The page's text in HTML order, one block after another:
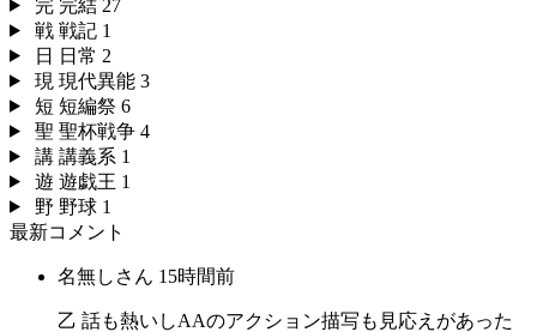
完 完結 27
戦 戦記 1
日
日常 2
現 現代異能 3
短 短編祭 6
聖 聖杯戦争 4
講 講義系 1
遊 遊戯王 1
野 野球 1
最新コメント
名無しさん 15時間前
乙 話も熱いしAAのアクション描写も見応えがあった